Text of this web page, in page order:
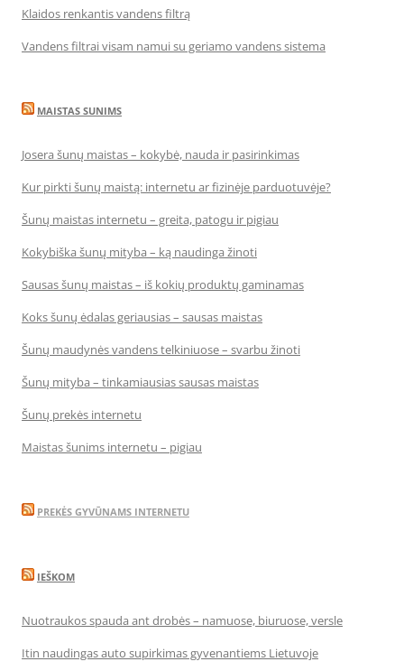
Klaidos renkantis vandens filtrą
Vandens filtrai visam namui su geriamo vandens sistema
MAISTAS SUNIMS
Josera šunų maistas – kokybė, nauda ir pasirinkimas
Kur pirkti šunų maistą: internetu ar fizinėje parduotuvėje?
Šunų maistas internetu – greita, patogu ir pigiau
Kokybiška šunų mityba – ką naudinga žinoti
Sausas šunų maistas – iš kokių produktų gaminamas
Koks šunų ėdalas geriausias – sausas maistas
Šunų maudynės vandens telkiniuose – svarbu žinoti
Šunų mityba – tinkamiausias sausas maistas
Šunų prekės internetu
Maistas šunims internetu – pigiau
PREKĖS GYVŪNAMS INTERNETU
IEŠKOM
Nuotraukos spauda ant drobės – namuose, biuruose, versle
Itin naudingas auto supirkimas gyvenantiems Lietuvoje